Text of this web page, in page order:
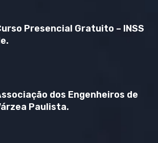
Presencial Gratuito – INSS
dos Engenheiros de
Paulista.